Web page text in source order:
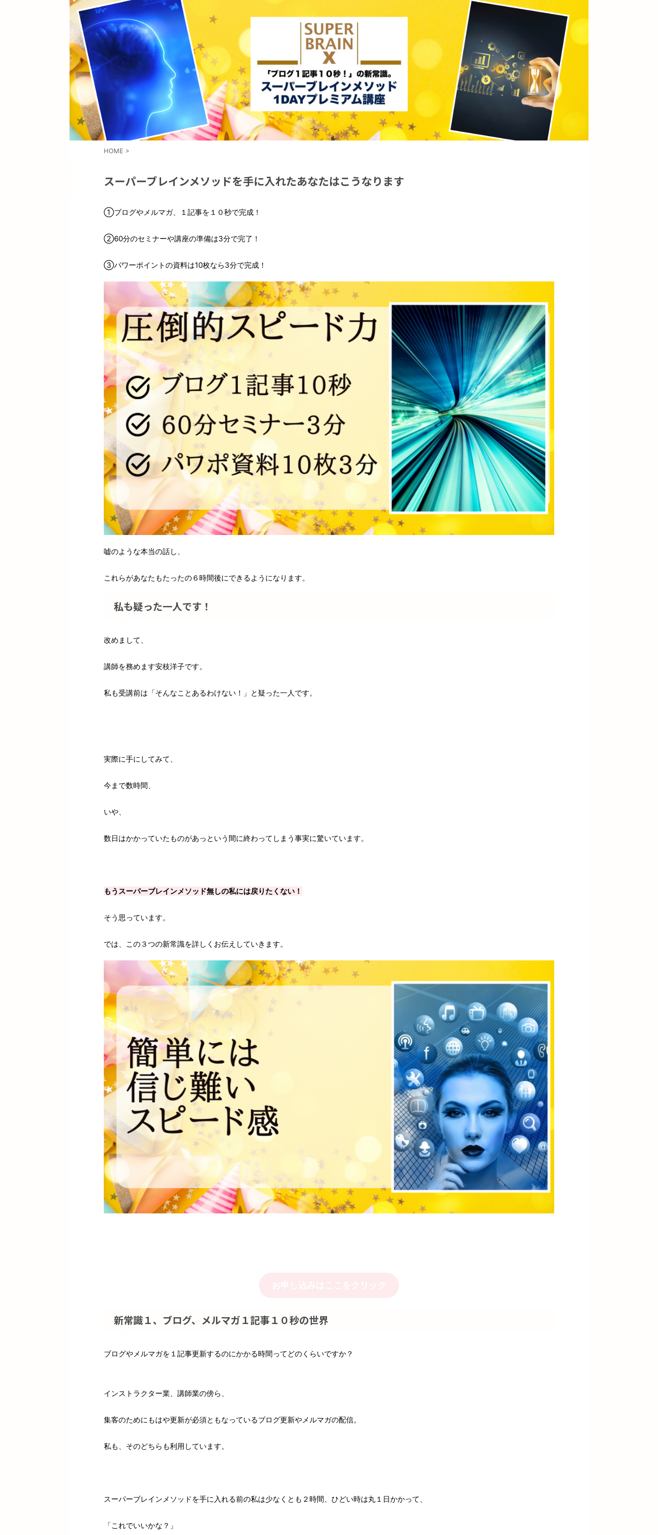
HOME >
スーパーブレインメソッドを手に入れたあなたはこうなります
①ブログやメルマガ、１記事を１０秒で完成！
②60分のセミナーや講座の準備は3分で完了！
③パワーポイントの資料は10枚なら3分で完成！
嘘のような本当の話し、
これらがあなたもたったの６時間後にできるようになります。
私も疑った一人です！
改めまして、
講師を務めます安枝洋子です。
私も受講前は「そんなことあるわけない！」と疑った一人です。
実際に手にしてみて、
今まで数時間、
いや、
数日はかかっていたものがあっという間に終わってしまう事実に驚いています。
もうスーパーブレインメソッド無しの私には戻りたくない！
そう思っています。
では、この３つの新常識を詳しくお伝えしていきます。
新常識１、ブログ、メルマガ１記事１０秒の世界
ブログやメルマガを１記事更新するのにかかる時間ってどのくらいですか？
インストラクター業、講師業の傍ら、
集客のためにもはや更新が必須ともなっているブログ更新やメルマガの配信。
私も、そのどちらも利用しています。
スーパーブレインメソッドを手に入れる前の私は少なくとも２時間、ひどい時は丸１日かかって、
「これでいいかな？」